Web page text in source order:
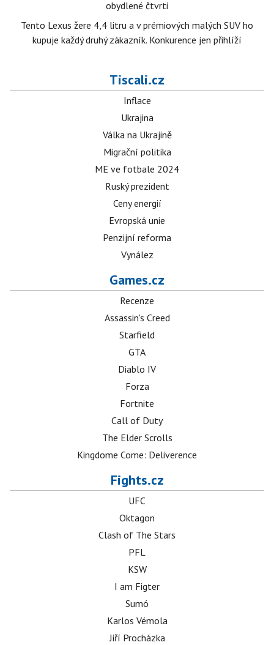
obydlené čtvrti
Tento Lexus žere 4,4 litru a v prémiových malých SUV ho
kupuje každý druhý zákazník. Konkurence jen přihlíží
Tiscali.cz
Inflace
Ukrajina
Válka na Ukrajině
Migrační politika
ME ve fotbale 2024
Ruský prezident
Ceny energií
Evropská unie
Penzijní reforma
Vynález
Games.cz
Recenze
Assassin's Creed
Starfield
GTA
Diablo IV
Forza
Fortnite
Call of Duty
The Elder Scrolls
Kingdome Come: Deliverence
Fights.cz
UFC
Oktagon
Clash of The Stars
PFL
KSW
I am Figter
Sumó
Karlos Vémola
Jiří Procházka